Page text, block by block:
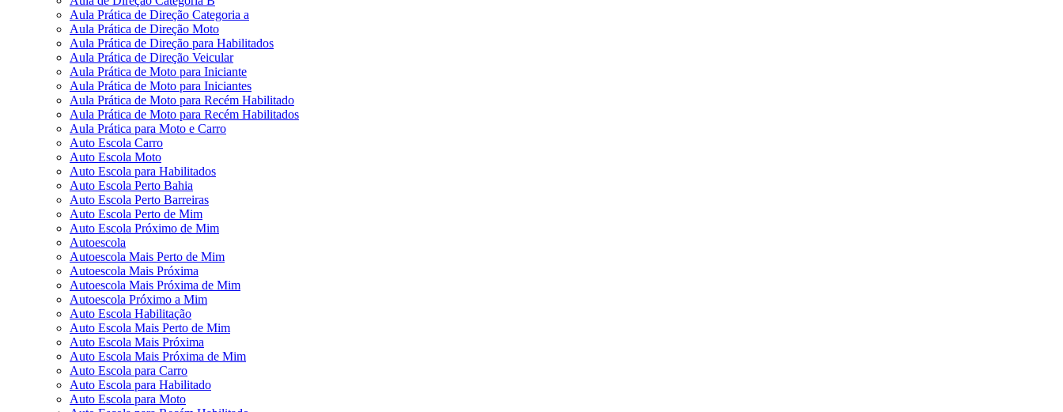
Aula Prática de Direção Categoria a
Aula Prática de Direção Moto
Aula Prática de Direção para Habilitados
Aula Prática de Direção Veicular
Aula Prática de Moto para Iniciante
Aula Prática de Moto para Iniciantes
Aula Prática de Moto para Recém Habilitado
Aula Prática de Moto para Recém Habilitados
Aula Prática para Moto e Carro
Auto Escola Carro
Auto Escola Moto
Auto Escola para Habilitados
Auto Escola Perto Bahia
Auto Escola Perto Barreiras
Auto Escola Perto de Mim
Auto Escola Próximo de Mim
Autoescola
Autoescola Mais Perto de Mim
Autoescola Mais Próxima
Autoescola Mais Próxima de Mim
Autoescola Próximo a Mim
Auto Escola Habilitação
Auto Escola Mais Perto de Mim
Auto Escola Mais Próxima
Auto Escola Mais Próxima de Mim
Auto Escola para Carro
Auto Escola para Habilitado
Auto Escola para Moto